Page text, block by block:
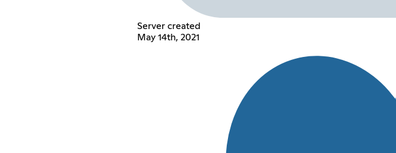
Server created
May 14th, 2021